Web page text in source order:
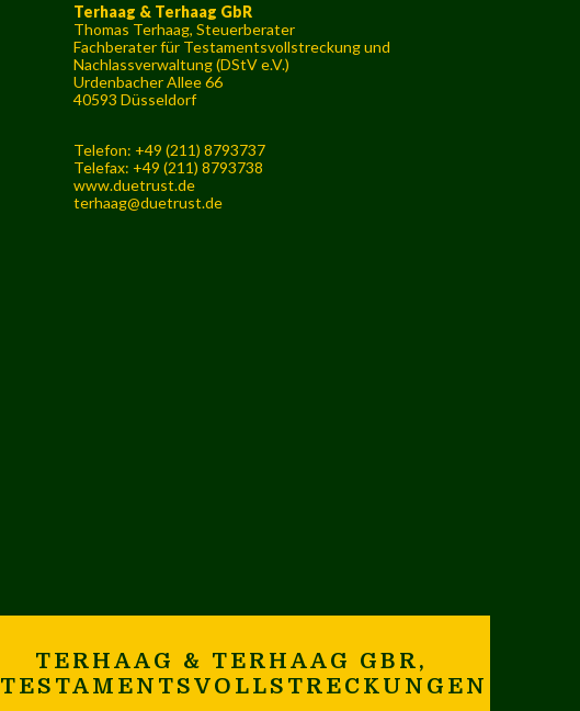
Terhaag & Terhaag GbR
Thomas Terhaag, Steuerberater
Fachberater für Testamentsvollstreckung und
Nachlassverwaltung (DStV e.V.)
Urdenbacher Allee 66
40593 Düsseldorf
Telefon: +49 (211) 8793737
Telefax: +49 (211) 8793738
www.duetrust.de
terhaag@duetrust.de
TERHAAG & TERHAAG GBR,
TESTAMENTSVOLLSTRECKUNGEN